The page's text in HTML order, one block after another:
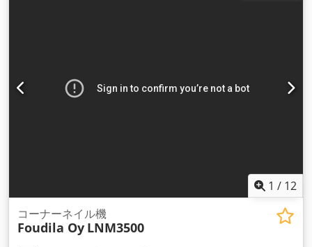
1 / 12
コーナーネイル機
Foudila Oy LNM3500